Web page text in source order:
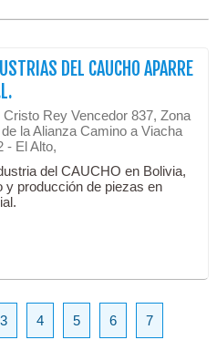
DEL CAUCHO APARRE
Rey Vencedor 837, Zona
la Alianza Camino a Viacha
- El Alto,
del CAUCHO en Bolivia,
y producción de piezas en
3 4 5 6 7